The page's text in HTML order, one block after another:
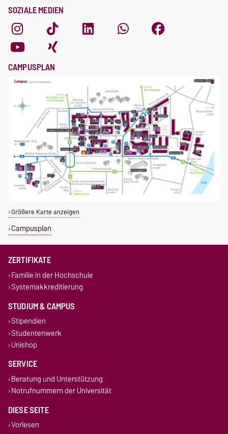
SOZIALE MEDIEN
CAMPUSPLAN
Größere Karte anzeigen
Campusplan
ZERTIFIKATE
Familie in der Hochschule
Systemakkreditierung
STUDIUM & CAMPUS
Stipendien
Studentenwerk
Unishop
SERVICE
Beratung und Unterstützung
Notrufnummern der Universität
DIESE SEITE
Vorlesen